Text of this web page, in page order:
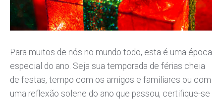
Para muitos de nós no mundo todo, esta é uma época
especial do ano. Seja sua temporada de férias cheia
de festas, tempo com os amigos e familiares ou com
uma reflexão solene do ano que passou, certifique-se